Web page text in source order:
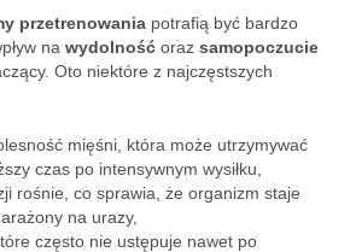
przetrenowania potrafią być bardzo
na wydolność oraz samopoczucie
Oto niektóre z najczęstszych
mięśni, która może utrzymywać
czas po intensywnym wysiłku,
rośnie, co sprawia, że organizm staje
na urazy,
często nie ustępuje nawet po